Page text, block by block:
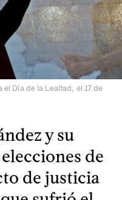
Día de la Lealtad, el 17 de
y su
de
de justicia